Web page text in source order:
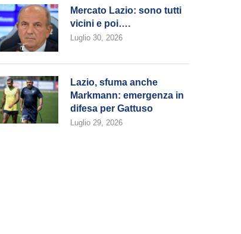
Mercato Lazio: sono tutti
vicini e poi….
Luglio 30, 2026
Lazio, sfuma anche
Markmann: emergenza in
difesa per Gattuso
Luglio 29, 2026